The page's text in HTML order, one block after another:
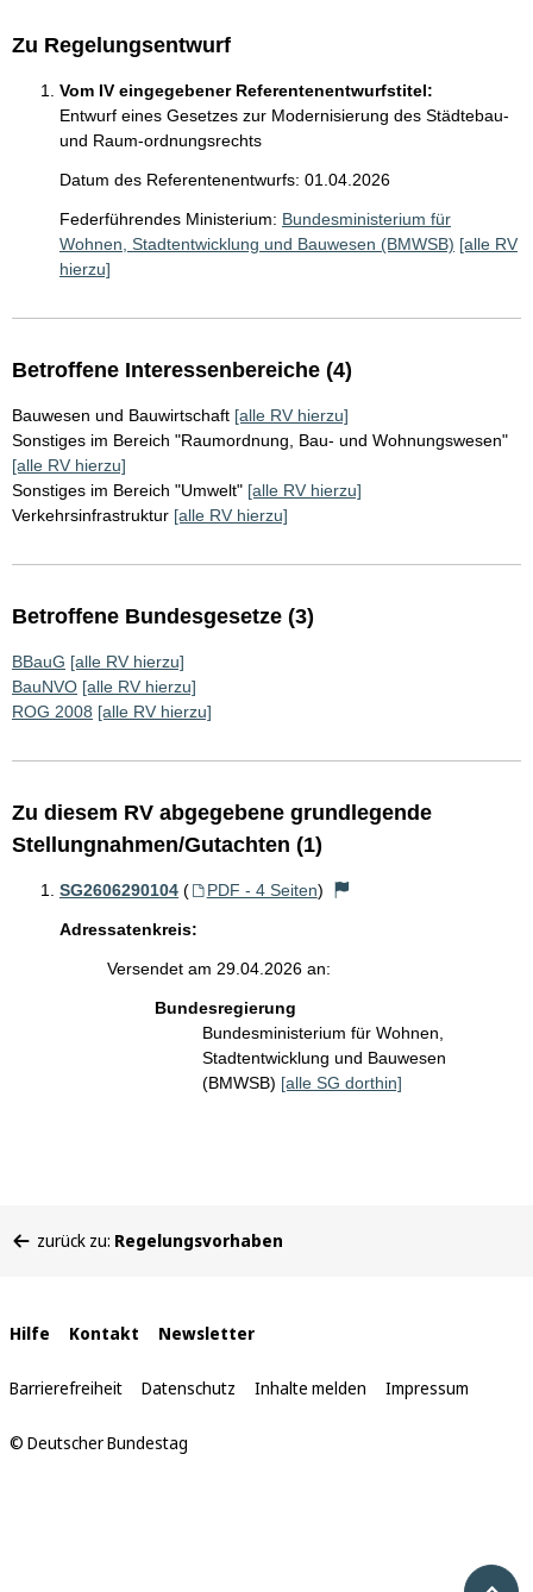
Zu Regelungsentwurf
Vom IV eingegebener Referentenentwurfstitel:
Entwurf eines Gesetzes zur Modernisierung des Städtebau-
und Raum-ordnungsrechts
Datum des Referentenentwurfs: 01.04.2026
Federführendes Ministerium: Bundesministerium für
Wohnen, Stadtentwicklung und Bauwesen (BMWSB) [alle RV
hierzu]
Betroffene Interessenbereiche (4)
Bauwesen und Bauwirtschaft [alle RV hierzu]
Sonstiges im Bereich "Raumordnung, Bau- und Wohnungswesen"
[alle RV hierzu]
Sonstiges im Bereich "Umwelt" [alle RV hierzu]
Verkehrsinfrastruktur [alle RV hierzu]
Betroffene Bundesgesetze (3)
BBauG [alle RV hierzu]
BauNVO [alle RV hierzu]
ROG 2008 [alle RV hierzu]
Zu diesem RV abgegebene grundlegende
Stellungnahmen/Gutachten (1)
SG2606290104 ( PDF - 4 Seiten)
Adressatenkreis:
Versendet am 29.04.2026 an:
Bundesregierung
Bundesministerium für Wohnen,
Stadtentwicklung und Bauwesen
(BMWSB) [alle SG dorthin]
befinden
zurück zu: Regelungsvorhaben
Interne
Links
Hilfe Kontakt Newsletter
Barrierefreiheit Datenschutz Inhalte melden Impressum
© Deutscher Bundestag